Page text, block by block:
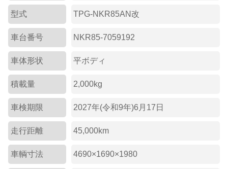
型式 TPG-NKR85AN改
車台番号 NKR85-7059192
車体形状 平ボディ
積載量 2,000kg
車検期限 2027年(令和9年)6月17日
走行距離 45,000km
車輌寸法 4690×1690×1980